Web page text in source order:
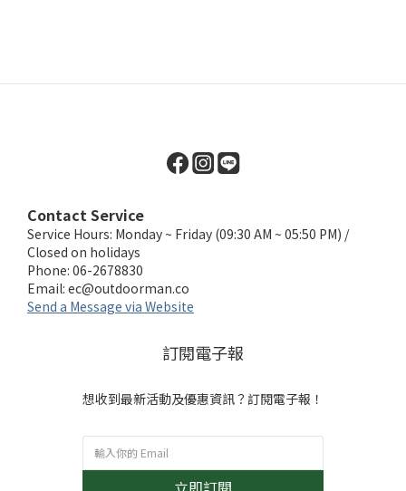
Contact Service
Service Hours: Monday ~ Friday (09:30 AM ~ 05:50 PM) /
Closed on holidays
Phone: 06-2678830
Email: ec@outdoorman.co
Send a Message via Website
訂閱電子報
想收到最新活動及優惠資訊？訂閱電子報！